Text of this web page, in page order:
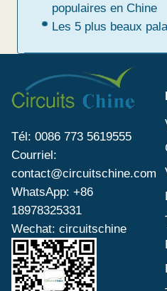
populaires en Chine
Les 5 plus beaux
Tél: 0086 773 5619555
Courriel:
contact@circuitschine.com
WhatsApp: +86
18978325331
Wechat: circuitschine